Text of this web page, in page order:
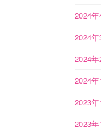
2024年
2024年
2024年
2024年
2023年
2023年